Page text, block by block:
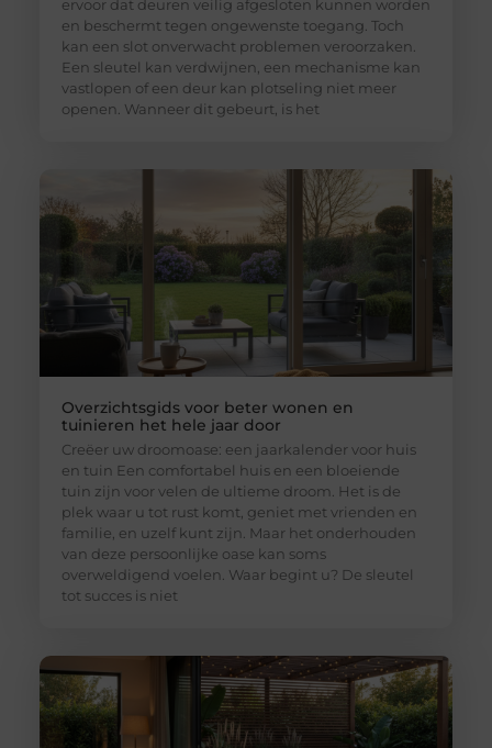
ervoor dat deuren veilig afgesloten kunnen worden
en beschermt tegen ongewenste toegang. Toch
kan een slot onverwacht problemen veroorzaken.
Een sleutel kan verdwijnen, een mechanisme kan
vastlopen of een deur kan plotseling niet meer
openen. Wanneer dit gebeurt, is het
Overzichtsgids voor beter wonen en
tuinieren het hele jaar door
Creëer uw droomoase: een jaarkalender voor huis
en tuin Een comfortabel huis en een bloeiende
tuin zijn voor velen de ultieme droom. Het is de
plek waar u tot rust komt, geniet met vrienden en
familie, en uzelf kunt zijn. Maar het onderhouden
van deze persoonlijke oase kan soms
overweldigend voelen. Waar begint u? De sleutel
tot succes is niet